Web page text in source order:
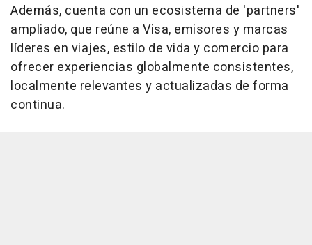
Además, cuenta con un ecosistema de 'partners'
ampliado, que reúne a Visa, emisores y marcas
líderes en viajes, estilo de vida y comercio para
ofrecer experiencias globalmente consistentes,
localmente relevantes y actualizadas de forma
continua.